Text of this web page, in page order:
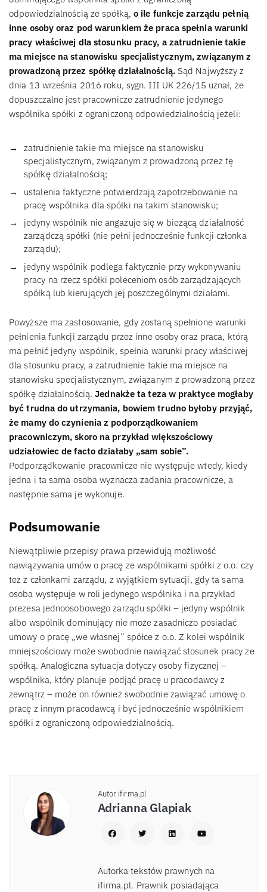
odpowiedzialnością ze spółką, o ile funkcje zarządu pełnią
inne osoby oraz pod warunkiem że praca spełnia warunki
pracy właściwej dla stosunku pracy, a zatrudnienie takie
ma miejsce na stanowisku specjalistycznym, związanym z
prowadzoną przez spółkę działalnością.Sąd Najwyższy z
dnia 13 września 2016 roku, sygn. III UK 226/15 uznał, że
dopuszczalne jest pracownicze zatrudnienie jedynego
wspólnika spółki z ograniczoną odpowiedzialnością jeżeli:
zatrudnienie takie ma miejsce na stanowisku
specjalistycznym, związanym z prowadzoną przez tę
spółkę działalnością;
ustalenia faktyczne potwierdzają zapotrzebowanie na
pracę wspólnika dla spółki na takim stanowisku;
jedyny wspólnik nie angażuje się w bieżącą działalność
zarządczą spółki (nie pełni jednocześnie funkcji członka
zarządu);
jedyny wspólnik podlega faktycznie przy wykonywaniu
pracy na rzecz spółki poleceniom osób zarządzających
spółką lub kierujących jej poszczególnymi działami.
Powyższe ma zastosowanie, gdy zostaną spełnione warunki
pełnienia funkcji zarządu przez inne osoby oraz praca, którą
ma pełnić jedyny wspólnik, spełnia warunki pracy właściwej
dla stosunku pracy, a zatrudnienie takie ma miejsce na
stanowisku specjalistycznym, związanym z prowadzoną przez
spółkę działalnością.Jednakże ta teza w praktyce mogłaby
być trudna do utrzymania, bowiem trudno byłoby przyjąć,
że mamy do czynienia z podporządkowaniem
pracowniczym, skoro na przykład większościowy
udziałowiec de facto działaby „sam sobie”.
Podporządkowanie pracownicze nie występuje wtedy, kiedy
jedna i ta sama osoba wyznacza zadania pracownicze, a
następnie sama je wykonuje.
Podsumowanie
Niewątpliwie przepisy prawa przewidują możliwość
nawiązywania umów o pracę ze wspólnikami spółki z o.o. czy
też z członkami zarządu, z wyjątkiem sytuacji, gdy ta sama
osoba występuje w roli jedynego wspólnika i na przykład
prezesa jednoosobowego zarządu spółki – jedyny wspólnik
albo wspólnik dominujący nie może zasadniczo posiadać
umowy o pracę „we własnej” spółce z o.o. Z kolei wspólnik
mniejszościowy może swobodnie nawiązać stosunek pracy ze
spółką. Analogiczna sytuacja dotyczy osoby fizycznej –
wspólnika, który planuje podjąć pracę u pracodawcy z
zewnątrz – może on również swobodnie zawiązać umowę o
pracę z innym pracodawcą i być jednocześnie wspólnikiem
spółki z ograniczoną odpowiedzialnością.
Autor ifirma.pl
Adrianna Glapiak
Autorka tekstów prawnych na
ifirma.pl. Prawnik posiadająca